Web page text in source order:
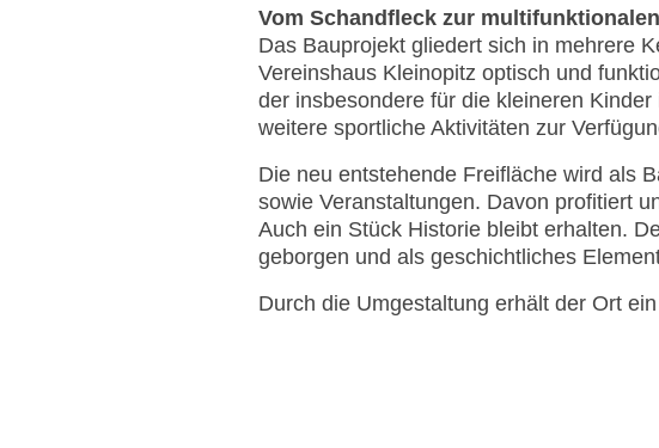
Vom Schandfleck zur
Das Bauprojekt gliedert sich in mehrere
Vereinshaus Kleinopitz optisch und
der insbesondere für die kleineren
weitere sportliche Aktivitäten zur
Die neu entstehende Freifläche wird als
sowie Veranstaltungen. Davon profitiert
Auch ein Stück Historie bleibt erhalten.
geborgen und als geschichtliches
Durch die Umgestaltung erhält der Ort